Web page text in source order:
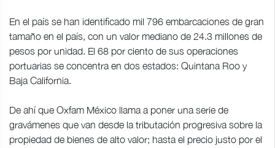
En el país se han identificado mil 796 embarcaciones de gran
tamaño en el país, con un valor mediano de 24.3 millones de
pesos por unidad. El 68 por ciento de sus operaciones
portuarias se concentra en dos estados: Quintana Roo y
Baja California.
De ahí que Oxfam México llama a poner una serie de
gravámenes que van desde la tributación progresiva sobre la
propiedad de bienes de alto valor; hasta el precio justo por el